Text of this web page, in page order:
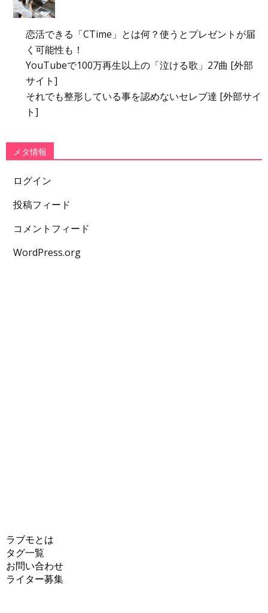
恋活できる「CTime」とは何？使うとプレゼントが届
く可能性も！
YouTubeで100万再生以上の「泣ける歌」27曲 [外部
サイト]
それでも整形している事を認めないセレブ達 [外部サイ
ト]
メタ情報
ログイン
投稿フィード
コメントフィード
WordPress.org
ラブモとは
タグ一覧
お問い合わせ
ライター募集